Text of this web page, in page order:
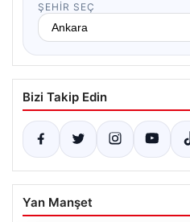
ŞEHIR SEÇ
Bizi Takip Edin
Yan Manşet